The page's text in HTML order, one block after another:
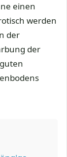
einen
werden
der
der